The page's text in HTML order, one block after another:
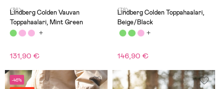
(36)
Lindberg Colden Vauvan
Toppahaalari, Mint Green
131,90 €
(78)
Lindberg Colden Toppahaalari,
Beige/Black
146,90 €
-46%